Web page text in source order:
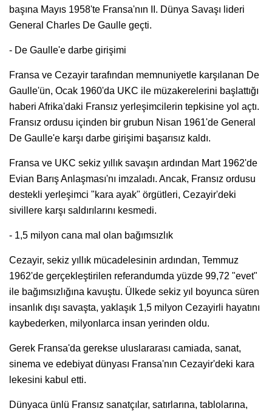
başına Mayıs 1958'te Fransa'nın II. Dünya Savaşı lideri
General Charles De Gaulle geçti.
- De Gaulle'e darbe girişimi
Fransa ve Cezayir tarafından memnuniyetle karşılanan De
Gaulle'ün, Ocak 1960'da UKC ile müzakerelerini başlattığı
haberi Afrika'daki Fransız yerleşimcilerin tepkisine yol açtı.
Fransız ordusu içinden bir grubun Nisan 1961'de General
De Gaulle'e karşı darbe girişimi başarısız kaldı.
Fransa ve UKC sekiz yıllık savaşın ardından Mart 1962'de
Evian Barış Anlaşması'nı imzaladı. Ancak, Fransız ordusu
destekli yerleşimci "kara ayak" örgütleri, Cezayir'deki
sivillere karşı saldırılarını kesmedi.
- 1,5 milyon cana mal olan bağımsızlık
Cezayir, sekiz yıllık mücadelesinin ardından, Temmuz
1962'de gerçekleştirilen referandumda yüzde 99,72 "evet"
ile bağımsızlığına kavuştu. Ülkede sekiz yıl boyunca süren
insanlık dışı savaşta, yaklaşık 1,5 milyon Cezayirli hayatını
kaybederken, milyonlarca insan yerinden oldu.
Gerek Fransa'da gerekse uluslararası camiada, sanat,
sinema ve edebiyat dünyası Fransa'nın Cezayir'deki kara
lekesini kabul etti.
Dünyaca ünlü Fransız sanatçılar, satırlarına, tablolarına,